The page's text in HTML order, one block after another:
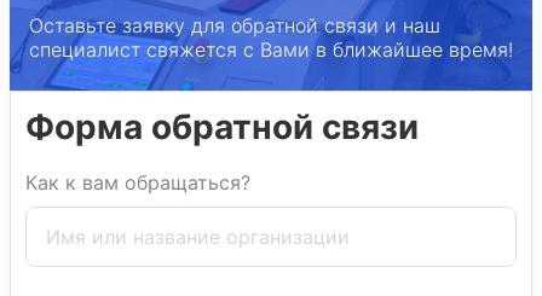
Оставьте заявку для обратной связи и наш
специалист свяжется с Вами в ближайшее время!
Форма обратной связи
Как к вам обращаться?